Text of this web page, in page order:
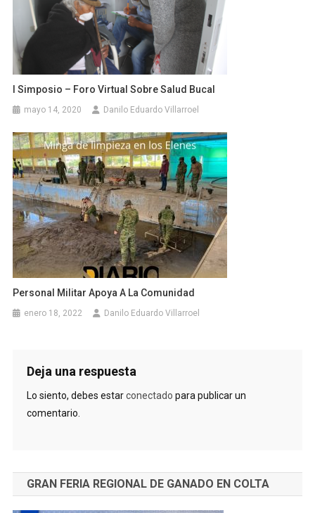
I Simposio – Foro Virtual Sobre Salud Bucal
mayo 14, 2020 Danilo Eduardo Villarroel
Personal Militar Apoya A La Comunidad
enero 18, 2022 Danilo Eduardo Villarroel
Deja una respuesta
Lo siento, debes estarconectado para publicar un
comentario.
GRAN FERIA REGIONAL DE GANADO EN COLTA